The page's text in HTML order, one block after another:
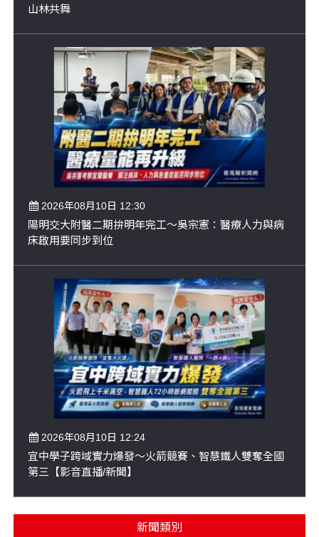
山林共舞
2026年08月10日 12:30
陽明交大附醫二期拚明年完工～吳宗憲：醫療人力與病
床啟用要同步到位
2026年08月10日 12:24
宜中學子跨域實力爆發～火箭競賽、智慧鐵人雙奪全國
第三【影音直播/新聞】
新聞類別